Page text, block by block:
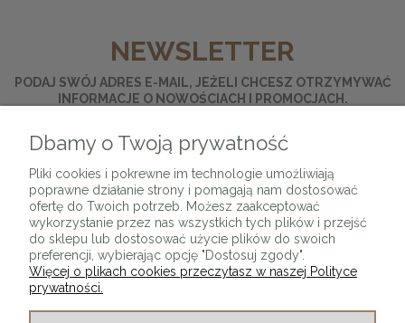
NEWSLETTER
PODAJ SWÓJ ADRES E-MAIL, JEŻELI CHCESZ OTRZYMYWAĆ
INFORMACJE O NOWOŚCIACH I PROMOCJACH.
Dbamy o Twoją prywatność
Pliki cookies i pokrewne im technologie umożliwiają
poprawne działanie strony i pomagają nam dostosować
ofertę do Twoich potrzeb. Możesz zaakceptować
wykorzystanie przez nas wszystkich tych plików i przejść
do sklepu lub dostosować użycie plików do swoich
preferencji, wybierając opcję "Dostosuj zgody".
Więcej o plikach cookies przeczytasz w naszej Polityce
prywatności.